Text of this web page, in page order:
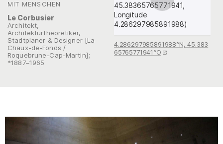
MIT MENSCHEN
Le Corbusier
Architekt,
Architekturtheoretiker,
Stadtplaner & Designer [La
Chaux-de-Fonds /
Roquebrune-Cap-Martin];
*1887–1965
4.286297985891988°N, 45.383
65765771941°O